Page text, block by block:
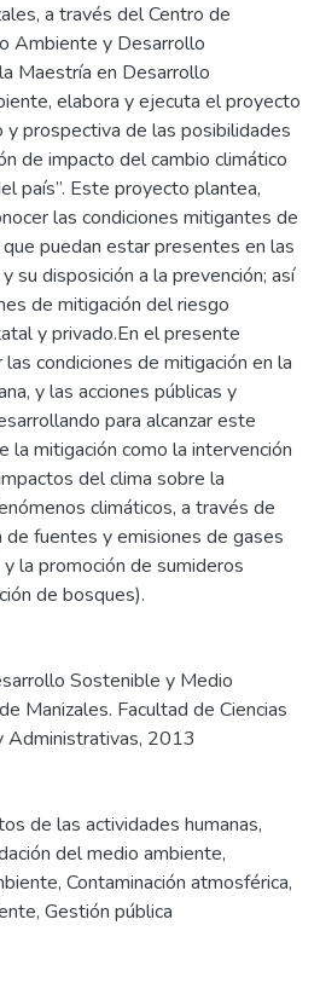
a través del Centro de
Ambiente y Desarrollo
Maestría en Desarrollo
elabora y ejecuta el proyecto
y prospectiva de las posibilidades
de impacto del cambio climático
país”. Este proyecto plantea,
las condiciones mitigantes de
puedan estar presentes en las
su disposición a la prevención; así
de mitigación del riesgo
y privado.En el presente
condiciones de mitigación en la
y las acciones públicas y
para alcanzar este
la mitigación como la intervención
del clima sobre la
climáticos, a través de
fuentes y emisiones de gases
la promoción de sumideros
de bosques).
Sostenible y Medio
Manizales. Facultad de Ciencias
Administrativas, 2013
de las actividades humanas,
del medio ambiente,
, Contaminación atmosférica,
, Gestión pública